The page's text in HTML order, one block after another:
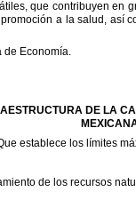
que contribuyen en
promoción a la salud, así
de Economía.
DE LA
establece los límites
de los recursos